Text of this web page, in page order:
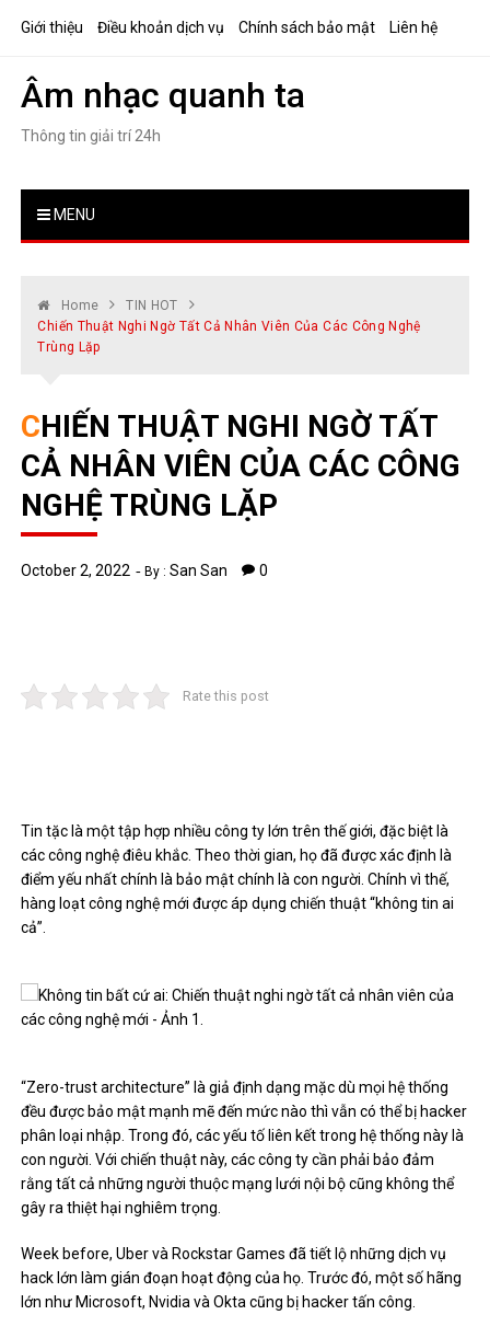
Giới thiệu Điều khoản dịch vụ Chính sách bảo mật Liên hệ
Âm nhạc quanh ta
Thông tin giải trí 24h
MENU
Home
TIN HOT
Chiến Thuật Nghi Ngờ Tất Cả Nhân Viên Của Các Công Nghệ
Trùng Lặp
CHIẾN THUẬT NGHI NGỜ TẤT
CẢ NHÂN VIÊN CỦA CÁC CÔNG
NGHỆ TRÙNG LẶP
October 2, 2022 By :San San 0
Rate this post
Tin tặc là một tập hợp nhiều công ty lớn trên thế giới, đặc biệt là
các công nghệ điêu khắc. Theo thời gian, họ đã được xác định là
điểm yếu nhất chính là bảo mật chính là con người. Chính vì thế,
hàng loạt công nghệ mới được áp dụng chiến thuật “không tin ai
cả”.
“Zero-trust architecture” là giả định dạng mặc dù mọi hệ thống
đều được bảo mật mạnh mẽ đến mức nào thì vẫn có thể bị hacker
phân loại nhập. Trong đó, các yếu tố liên kết trong hệ thống này là
con người. Với chiến thuật này, các công ty cần phải bảo đảm
rằng tất cả những người thuộc mạng lưới nội bộ cũng không thể
gây ra thiệt hại nghiêm trọng.
Week before, Uber và Rockstar Games đã tiết lộ những dịch vụ
hack lớn làm gián đoạn hoạt động của họ. Trước đó, một số hãng
lớn như Microsoft, Nvidia và Okta cũng bị hacker tấn công.